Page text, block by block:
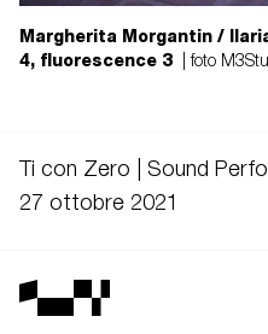
Margherita Morgantin /
4, fluorescence 3 | foto
Ti con Zero | Sound
27 ottobre 2021